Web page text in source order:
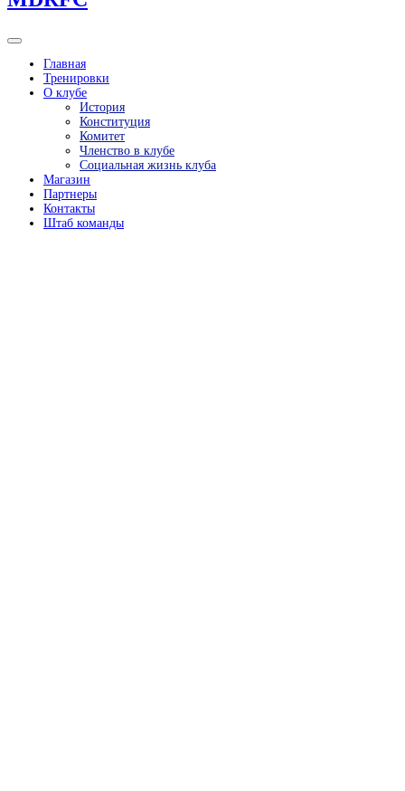
Главная
Тренировки
О клубе
История
Конституция
Комитет
Членство в клубе
Социальная жизнь клуба
Магазин
Партнеры
Контакты
Штаб команды